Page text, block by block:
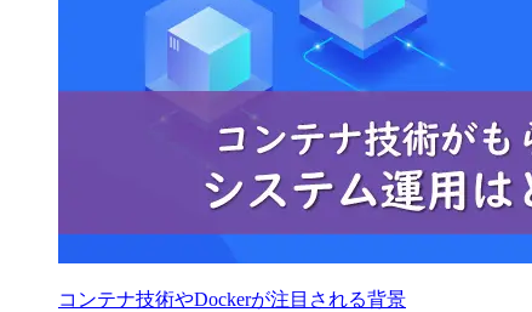
コンテナ技術やDockerが注目される背景